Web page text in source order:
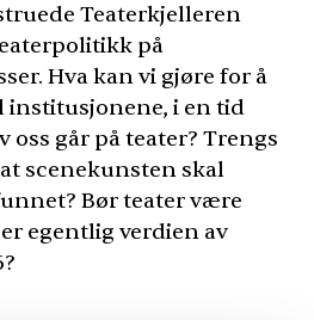
Teaterkjelleren
på
Hva kan vi gjøre for å
i en tid
oss går på teater? Trengs
scenekunsten skal
Bør teater være
egentlig verdien av